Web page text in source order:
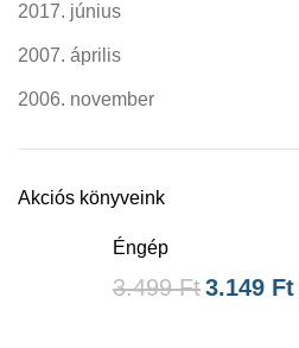
2017. június
2007. április
2006. november
Akciós könyveink
Éngép
3.499Ft3.149 Ft